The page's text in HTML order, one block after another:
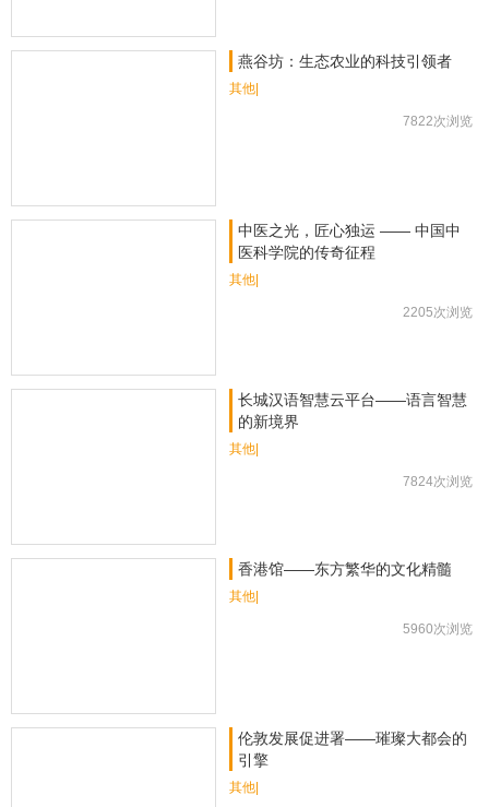
燕谷坊：生态农业的科技引领者
其他|
7822次浏览
中医之光，匠心独运 —— 中国中
医科学院的传奇征程
其他|
2205次浏览
长城汉语智慧云平台——语言智慧
的新境界
其他|
7824次浏览
香港馆——东方繁华的文化精髓
其他|
5960次浏览
伦敦发展促进署——璀璨大都会的
引擎
其他|